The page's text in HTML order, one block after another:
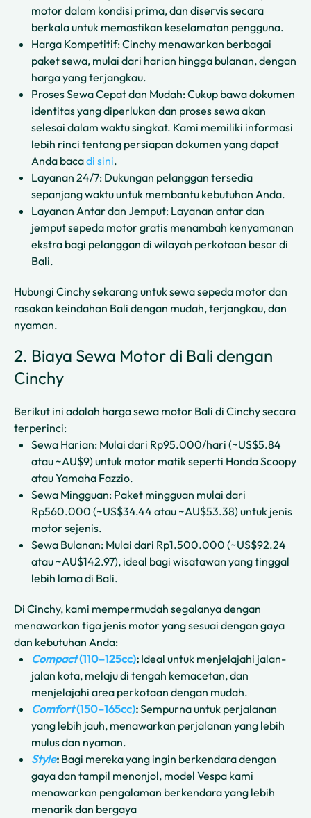
motor dalam kondisi prima, dan diservis secara
berkala untuk memastikan keselamatan pengguna.
Harga Kompetitif: Cinchy menawarkan berbagai
paket sewa, mulai dari harian hingga bulanan, dengan
harga yang terjangkau.
Proses Sewa Cepat dan Mudah: Cukup bawa dokumen
identitas yang diperlukan dan proses sewa akan
selesai dalam waktu singkat. Kami memiliki informasi
lebih rinci tentang persiapan dokumen yang dapat
Anda bacadi sini.
Layanan 24/7: Dukungan pelanggan tersedia
sepanjang waktu untuk membantu kebutuhan Anda.
Layanan Antar dan Jemput: Layanan antar dan
jemput sepeda motor gratis menambah kenyamanan
ekstra bagi pelanggan di wilayah perkotaan besar di
Bali.
Hubungi Cinchy sekarang untuk sewa sepeda motor dan
rasakan keindahan Bali dengan mudah, terjangkau, dan
nyaman.
2. Biaya Sewa Motor di Bali dengan
Cinchy
Berikut ini adalah harga sewa motor Bali di Cinchy secara
terperinci:
Sewa Harian: Mulai dari Rp95.000/hari (~US$5.84
atau ~AU$9) untuk motor matik seperti Honda Scoopy
atau Yamaha Fazzio.
Sewa Mingguan: Paket mingguan mulai dari
Rp560.000 (~US$34.44 atau ~AU$53.38) untuk jenis
motor sejenis.
Sewa Bulanan: Mulai dari Rp1.500.000 (~US$92.24
atau ~AU$142.97), ideal bagi wisatawan yang tinggal
lebih lama di Bali.
Di Cinchy, kami mempermudah segalanya dengan
menawarkan tiga jenis motor yang sesuai dengan gaya
dan kebutuhan Anda:
Compact(110–125cc): Ideal untuk menjelajahi jalan-
jalan kota, melaju di tengah kemacetan, dan
menjelajahi area perkotaan dengan mudah.
Comfort(150–165cc):Sempurna untuk perjalanan
yang lebih jauh, menawarkan perjalanan yang lebih
mulus dan nyaman.
Style: Bagi mereka yang ingin berkendara dengan
gaya dan tampil menonjol, model Vespa kami
menawarkan pengalaman berkendara yang lebih
menarik dan bergaya